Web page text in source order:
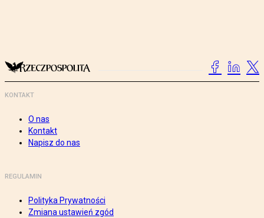
KONTAKT
O nas
Kontakt
Napisz do nas
REGULAMIN
Polityka Prywatności
Zmiana ustawień zgód